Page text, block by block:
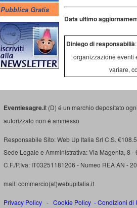
Pubblica Gratis
Data ultimo
Diniego di responsabilià
organizzazione eventi
variare,
Eventiesagre.it (D) é un marchio depositato
autorizzato non é ammesso
Responsabile Sito: Web Up Italia Srl C.S.
Sede Legale e Amministrativa: Via Magenta, 8 -
C.F./P.Iva: IT03251181206 - Numeo REA AN -
mail: commercio(at)webupitalia.it
Privacy Policy - Cookie Policy -Condizioni di